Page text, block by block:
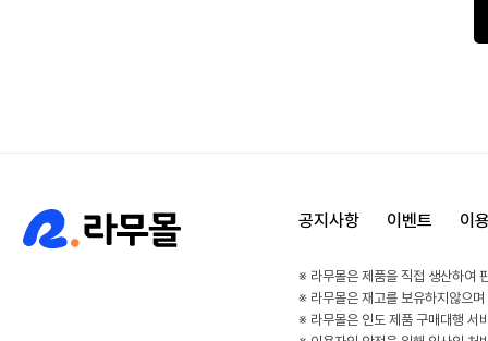
공지사항 이벤트 이
※ 라무몰은 제품을 직접 생산하여
※ 라무몰은 재고를 보유하지않으
※ 라무몰은 인도 제품 구매대행 서